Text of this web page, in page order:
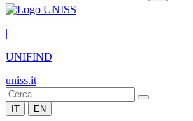
|
UNIFIND
uniss.it
IT EN